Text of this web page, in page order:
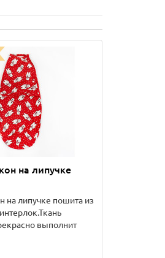
на липучке
на липучке пошита из
выполнит